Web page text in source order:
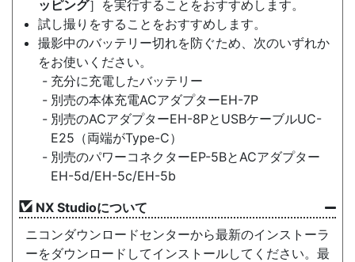
ッピング］を実行することをおすすめします。
試し撮りをすることをおすすめします。
撮影中のバッテリー切れを防ぐため、次のいずれか
をお使いください。
充分に充電したバッテリー
別売の本体充電ACアダプターEH-7P
別売のACアダプターEH-8PとUSBケーブルUC-
E25（両端がType-C）
別売のパワーコネクターEP-5BとACアダプター
EH-5d/EH-5c/EH-5b
NX Studioについて
ニコンダウンロードセンターから最新のインストーラ
ーをダウンロードしてインストールしてください。最